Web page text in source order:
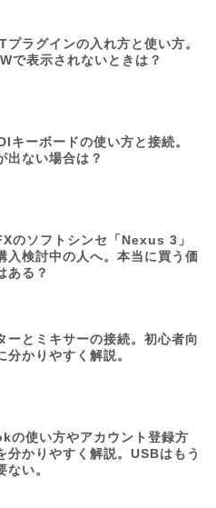
プラグインの入れ方と使い方。
で表示されないときは？
キーボードの使い方と接続。
出ない場合は？
のソフトシンセ「Nexus 3」
入検討中の人へ。本当に買う価
ある？
ーとミキサーの接続。初心者向
分かりやすく解説。
の使い方やアカウント登録方
分かりやすく解説。USBはもう
ない。